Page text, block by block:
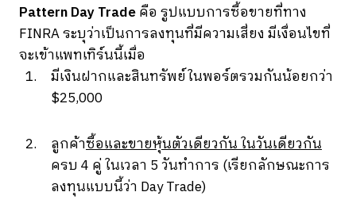
Pattern Day Tradeคือ รูปแบบการซื้อขายที่ทาง
FINRA ระบุว่าเป็นการลงทุนที่มีความเสี่ยง มีเงื่อนไขที่
จะเข้าแพทเทิร์นนี้เมื่อ
มีเงินฝากและสินทรัพย์ในพอร์ตรวมกันน้อยกว่า
$25,000
ลูกค้าซื้อและขายหุ้นตัวเดียวกัน ในวันเดียวกัน
ครบ 4 คู่ ในเวลา 5 วันทำการ (เรียกลักษณะการ
ลงทุนแบบนี้ว่า Day Trade)